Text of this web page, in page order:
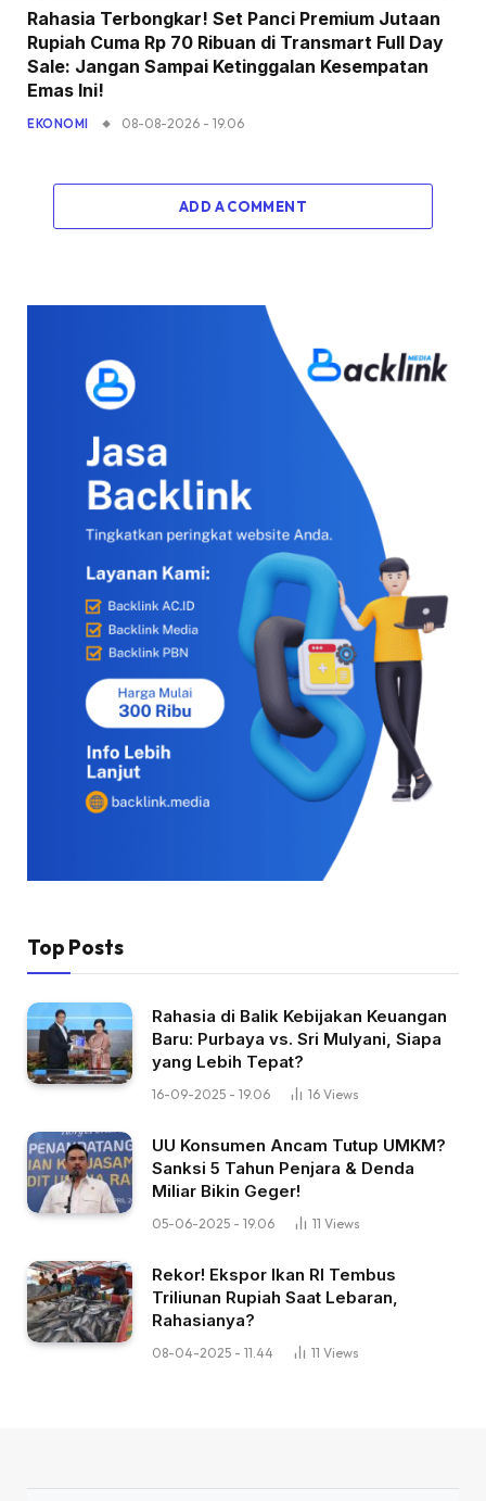
Rahasia Terbongkar! Set Panci Premium Jutaan
Rupiah Cuma Rp 70 Ribuan di Transmart Full Day
Sale: Jangan Sampai Ketinggalan Kesempatan
Emas Ini!
EKONOMI 08-08-2026 - 19.06
ADD A COMMENT
Top Posts
Rahasia di Balik Kebijakan Keuangan
Baru: Purbaya vs. Sri Mulyani, Siapa
yang Lebih Tepat?
16-09-2025 - 19.06 16 Views
UU Konsumen Ancam Tutup UMKM?
Sanksi 5 Tahun Penjara & Denda
Miliar Bikin Geger!
05-06-2025 - 19.06 11 Views
Rekor! Ekspor Ikan RI Tembus
Triliunan Rupiah Saat Lebaran,
Rahasianya?
08-04-2025 - 11.44 11 Views